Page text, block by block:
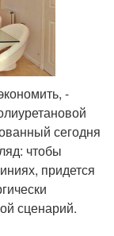
-
сегодня
чтобы
придется
сценарий.